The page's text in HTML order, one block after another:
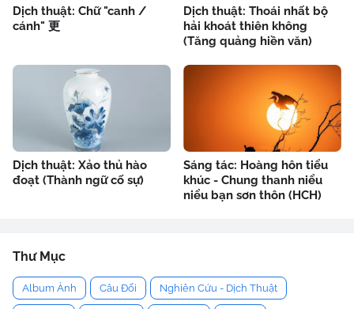
Dịch thuật: Chữ "canh /
cánh" 更
Dịch thuật: Thoái nhất bộ
hải khoát thiên không
(Tăng quảng hiền văn)
Dịch thuật: Xảo thủ hào
đoạt (Thành ngữ cố sự)
Sáng tác: Hoàng hôn tiểu
khúc - Chung thanh niểu
niểu bạn sơn thôn (HCH)
Thư Mục
Album Ảnh Câu Đối Nghiên Cứu - Dịch Thuật